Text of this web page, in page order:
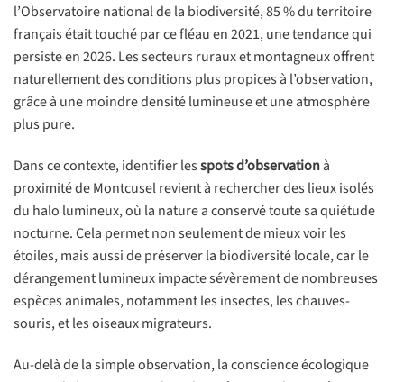
l’Observatoire national de la biodiversité, 85 % du territoire
français était touché par ce fléau en 2021, une tendance qui
persiste en 2026. Les secteurs ruraux et montagneux offrent
naturellement des conditions plus propices à l’observation,
grâce à une moindre densité lumineuse et une atmosphère
plus pure.
Dans ce contexte, identifier lesspots d’observationà
proximité de Montcusel revient à rechercher des lieux isolés
du halo lumineux, où la nature a conservé toute sa quiétude
nocturne. Cela permet non seulement de mieux voir les
étoiles, mais aussi de préserver la biodiversité locale, car le
dérangement lumineux impacte sévèrement de nombreuses
espèces animales, notamment les insectes, les chauves-
souris, et les oiseaux migrateurs.
Au-delà de la simple observation, la conscience écologique